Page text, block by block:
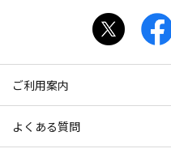
ご利用案内
よくある質問